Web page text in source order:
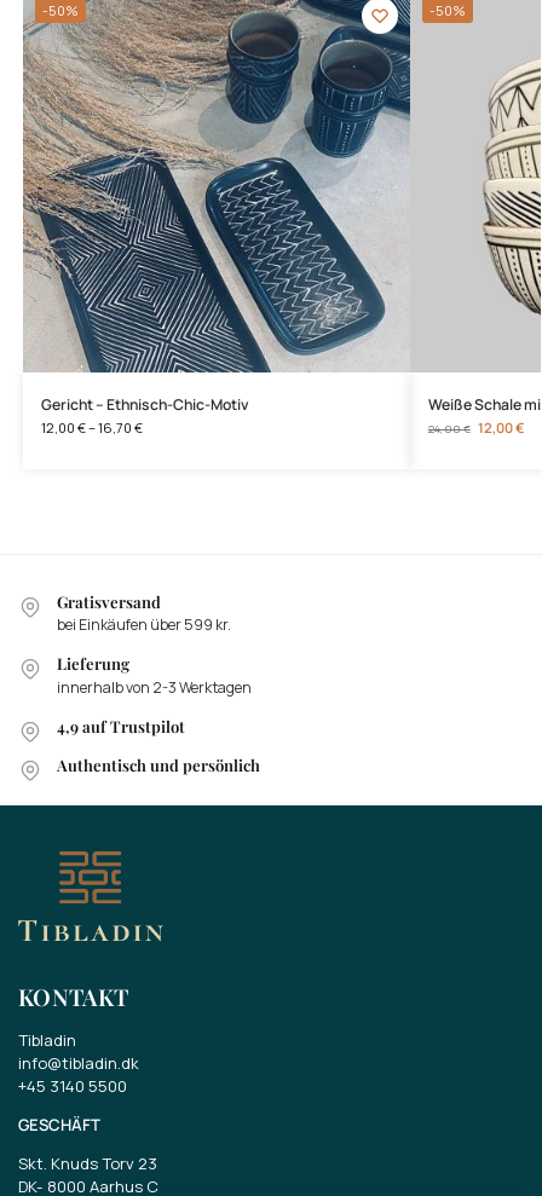
-50%
Gericht – Ethnisch-Chic-Motiv
12,00 €–16,70 €
-50%
Weiße Schale
24,00€ 12,00€
Gratisversand
bei Einkäufen über 599 kr.
Lieferung
innerhalb von 2-3 Werktagen
4,9 auf Trustpilot
Authentisch und persönlich
KONTAKT
Tibladin
info@tibladin.dk
+45 3140 5500
GESCHÄFT
Skt. Knuds Torv 23
DK- 8000 Aarhus C